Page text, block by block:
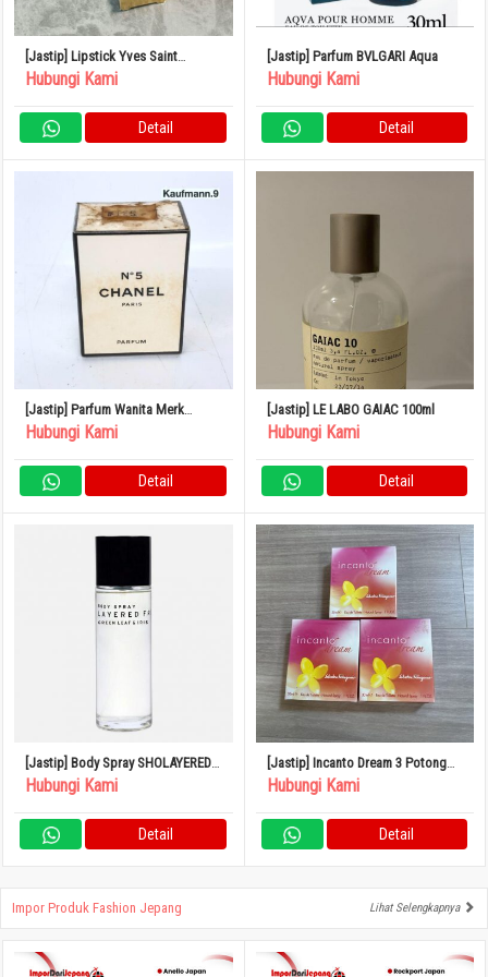
[Jastip] Lipstick Yves Saint
Laurent
Hubungi Kami
Detail
[Jastip] Parfum BVLGARI Aqua
Hubungi Kami
Detail
[Jastip] Parfum Wanita Merk
CHANEL No.5
Hubungi Kami
Detail
[Jastip] LE LABO GAIAC 100ml
Hubungi Kami
Detail
[Jastip] Body Spray SHOLAYERED
100ml
Hubungi Kami
Detail
[Jastip] Incanto Dream 3 Potong
Set Parfum
Hubungi Kami
Detail
Impor Produk Fashion Jepang Lihat Selengkapnya